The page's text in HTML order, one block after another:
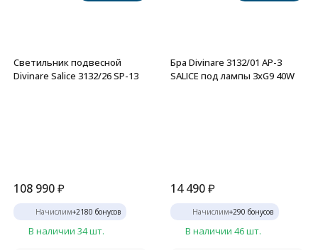
Светильник подвесной
Divinare Salice 3132/26 SP-13
108 990₽
Начислим+2180 бонусов
В наличии 34 шт.
Бра Divinare 3132/01 AP-3
SALICE под лампы 3xG9 40W
14 490₽
Начислим+290 бонусов
В наличии 46 шт.